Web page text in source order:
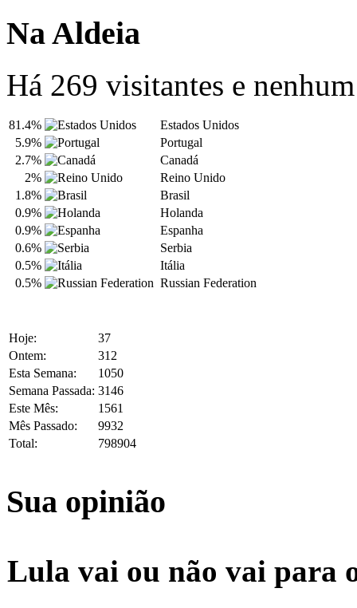
Na Aldeia
Há 269 visitantes e
81.4%
Estados Unidos
5.9%
Portugal
2.7%
Canadá
2%
Reino Unido
1.8%
Brasil
0.9%
Holanda
0.9%
Espanha
0.6%
Serbia
0.5%
Itália
0.5%
Russian Federation
Hoje:
37
Ontem:
312
Esta Semana:
1050
Semana Passada: 3146
Este Mês:
1561
Mês Passado:
9932
Total:
798904
Sua opinião
Lula vai ou não vai para